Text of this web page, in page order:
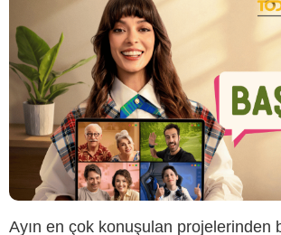
Ayın en çok konuşulan projelerinden